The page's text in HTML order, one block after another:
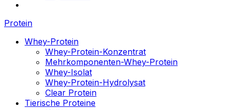
Protein
Whey-Protein
Whey-Protein-Konzentrat
Mehrkomponenten-Whey-Protein
Whey-Isolat
Whey-Protein-Hydrolysat
Clear Protein
Tierische Proteine